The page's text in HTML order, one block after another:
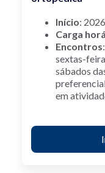
Início:
Carga
Encontros
sextas-
sábados
em